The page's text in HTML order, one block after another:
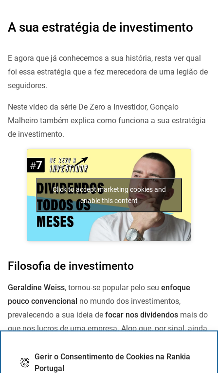
Gerir o Consentimento de Cookies na Rankia
Portugal
A sua estratégia de investimento
E agora que já conhecemos a sua história, resta ver qual
foi essa estratégia que a fez merecedora de uma legião de
seguidores.
Neste vídeo da série De Zero a Investidor, Gonçalo
Malheiro também explica como funciona a sua estratégia
de investimento.
Click to accept marketing cookies and
enable this content
Filosofia de investimento
Geraldine Weiss, tornou-se popular pelo seu enfoque
pouco convencional no mundo dos investimentos,
prevalecendo a sua ideia de focar nos dividendos mais do
que nos lucros de uma empresa. Algo que, por sinal, ainda
E a sua ideia era promover a teoria de que a rentabilidade